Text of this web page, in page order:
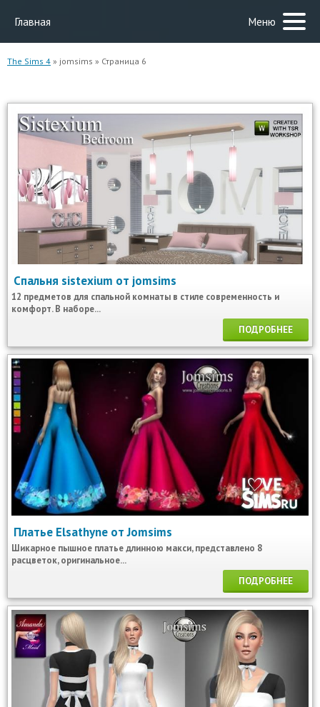
Главная Меню
The Sims 4 » jomsims » Страница 6
Спальня sistexium от jomsims
12 предметов для спальной комнаты в стиле современность и
комфорт. В наборе...
ПОДРОБНЕЕ
Платье Elsathyne от Jomsims
Шикарное пышное платье длинною макси, представлено 8
расцветок, оригинальное...
ПОДРОБНЕЕ